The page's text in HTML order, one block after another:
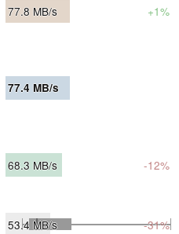
77.8 MB/s +1%
77.4 MB/s
68.3 MB/s -12%
53.4 MB/s -31%